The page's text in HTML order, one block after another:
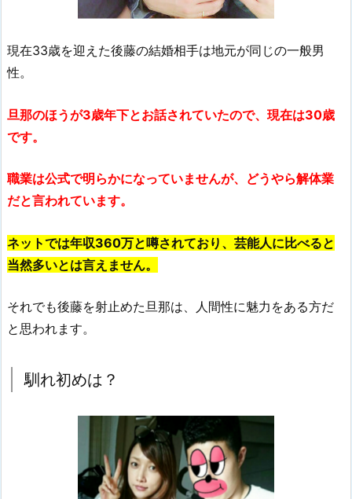
現在33歳を迎えた後藤の結婚相手は地元が同じの一般男
性。
旦那のほうが3歳年下とお話されていたので、現在は30歳
です。
職業は公式で明らかになっていませんが、どうやら解体業
だと言われています。
ネットでは年収360万と噂されており 、芸能人に比べると
当然多いとは言えません。
それでも後藤を射止めた旦那は、人間性に魅力をある方だ
と思われます。
馴れ初めは？